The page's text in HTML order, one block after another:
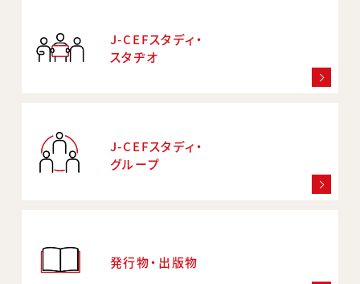
J-CEFスタディ・
スタヂオ
J-CEFスタディ・
グループ
発行物・出版物